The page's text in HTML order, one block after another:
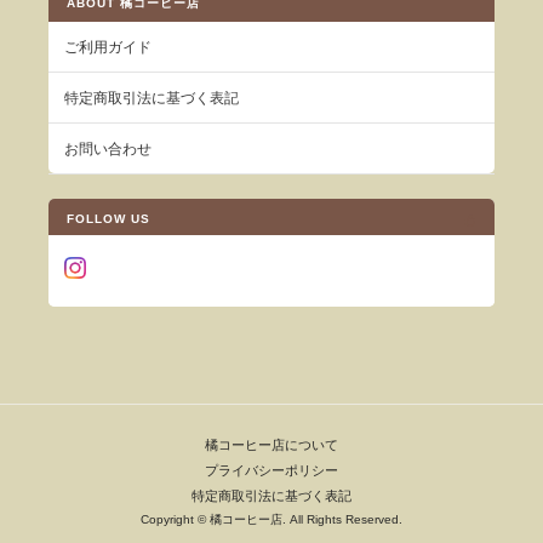
ご利用ガイド
特定商取引法に基づく表記
お問い合わせ
FOLLOW US
橘コーヒー店について
プライバシーポリシー
特定商取引法に基づく表記
Copyright © 橘コーヒー店. All Rights Reserved.